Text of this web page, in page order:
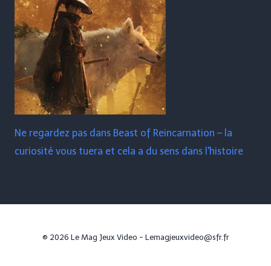
Ne regardez pas dans Beast of Reincarnation – la
curiosité vous tuera et cela a du sens dans l'histoire
© 2026 Le Mag Jeux Video - Lemagjeuxvideo@sfr.fr